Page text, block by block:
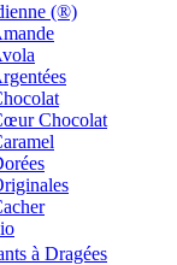
(®)
Chocolat
à Dragées